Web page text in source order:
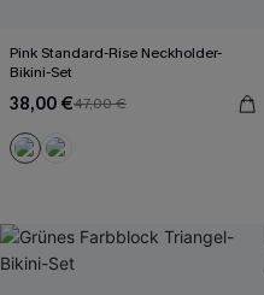
Pink Standard-Rise Neckholder-
Bikini-Set
38,00 €47,00 €